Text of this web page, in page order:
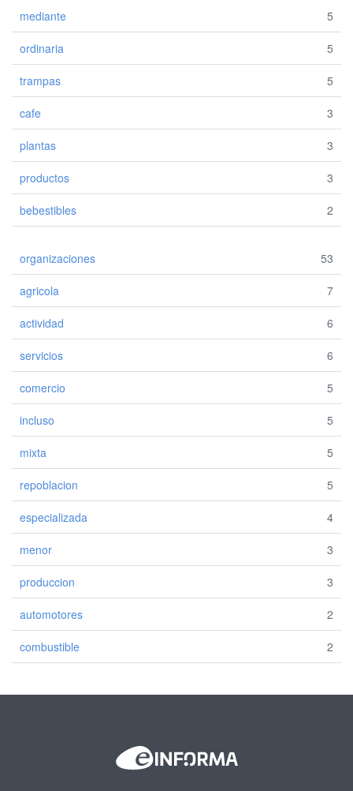
mediante 5
ordinaria 5
trampas 5
cafe 3
plantas 3
productos 3
bebestibles 2
organizaciones 53
agricola 7
actividad 6
servicios 6
comercio 5
incluso 5
mixta 5
repoblacion 5
especializada 4
menor 3
produccion 3
automotores 2
combustible 2